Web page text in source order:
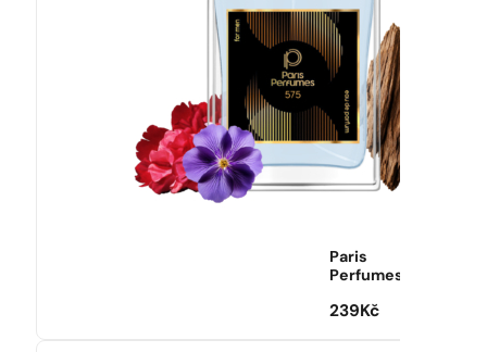
Paris
Perfumes
239 Kč